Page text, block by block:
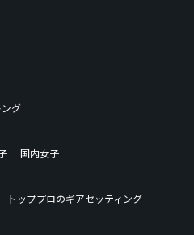
グ
国内女子
トッププロのギアセッティング